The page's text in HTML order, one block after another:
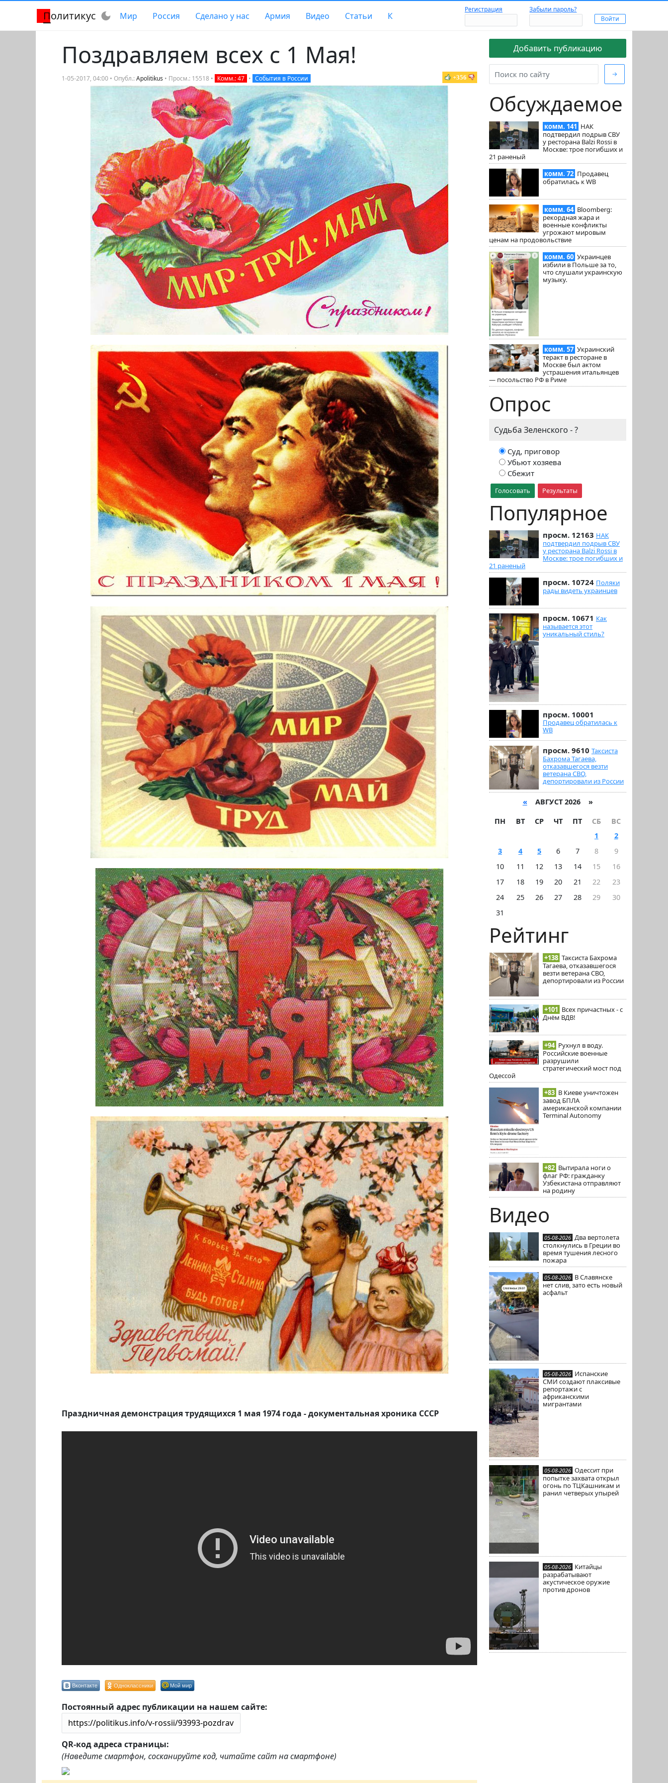
Политикус dark_mode Мир Россия Сделано у нас Армия Видео Статьи К
Регистрация Забыли пароль?
Добавить публикацию
→
Обсуждаемое
комм. 141 НАК
подтвердил подрыв СВУ
у ресторана Balzi Rossi в
Москве: трое погибших и
21 раненый
комм. 72 Продавец
обратилась к WB
комм. 64 Bloomberg:
рекордная жара и
военные конфликты
угрожают мировым
ценам на продовольствие
комм. 60 Украинцев
избили в Польше за то,
что слушали украинскую
музыку.
комм. 57 Украинский
теракт в ресторане в
Москве был актом
устрашения итальянцев
— посольство РФ в Риме
Опрос
Судьба Зеленского - ?
Суд, приговор
Убьют хозяева
Сбежит
Голосовать Результаты
Популярное
просм. 12163 НАК
подтвердил подрыв СВУ
у ресторана Balzi Rossi в
Москве: трое погибших и
21 раненый
просм. 10724 Поляки
рады видеть украинцев
просм. 10671 Как
называется этот
уникальный стиль?
просм. 10001
Продавец обратилась к
WB
просм. 9610 Таксиста
Бахрома Тагаева,
отказавшегося везти
ветерана СВО,
депортировали из России
« АВГУСТ 2026 »
ПН ВТ СР ЧТ ПТ СБ
ВС
1
2
3
4 5 6 7 8
9
10
11 12 13 14 15
16
17
18 19 20 21 22
23
24
25 26 27 28 29
30
31
Рейтинг
+138 Таксиста Бахрома
Тагаева, отказавшегося
везти ветерана СВО,
депортировали из России
+101 Всех причастных - с
Днём ВДВ!
+94 Рухнул в воду.
Российские военные
разрушили
стратегический мост под
Одессой
+83 В Киеве уничтожен
завод БПЛА
американской компании
Terminal Autonomy
+82 Вытирала ноги о
флаг РФ: гражданку
Узбекистана отправляют
на родину
Видео
05-08-2026 Два вертолета
столкнулись в Греции во
время тушения лесного
пожара
05-08-2026 В Славянске
нет слив, зато есть новый
асфальт
05-08-2026 Испанские
СМИ создают плаксивые
репортажи с
африканскими
мигрантами
05-08-2026 Одессит при
попытке захвата открыл
огонь по ТЦКашникам и
ранил четверых упырей
05-08-2026 Китайцы
разрабатывают
акустическое оружие
против дронов
Поздравляем всех с 1 Мая!
1-05-2017, 04:00 • Опубл.:Apolitikus • Просм.: 15518 • Комм.: 47 • События в России +356
Праздничная демонстрация трудящихся 1 мая 1974 года - документальная хроника СССР
Вконтакте Одноклассники Мой мир
Постоянный адрес публикации на нашем сайте:
QR-код адреса страницы:
(Наведите смартфон, сосканируйте код, читайте сайт на смартфоне)